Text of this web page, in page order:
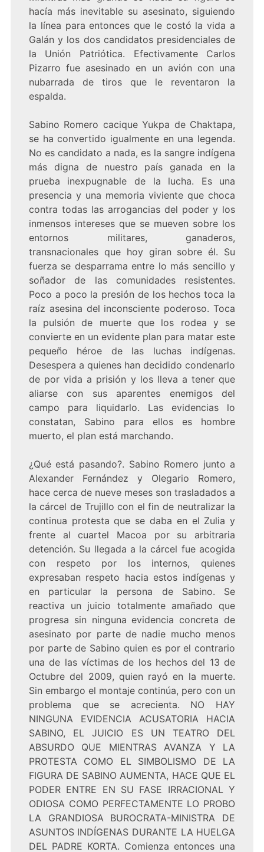
hacía más inevitable su asesinato, siguiendo
la línea para entonces que le costó la vida a
Galán y los dos candidatos presidenciales de
la Unión Patriótica. Efectivamente Carlos
Pizarro fue asesinado en un avión con una
nubarrada de tiros que le reventaron la
espalda.
Sabino Romero cacique Yukpa de Chaktapa,
se ha convertido igualmente en una legenda.
No es candidato a nada, es la sangre indígena
más digna de nuestro país ganada en la
prueba inexpugnable de la lucha. Es una
presencia y una memoria viviente que choca
contra todas las arrogancias del poder y los
inmensos intereses que se mueven sobre los
entornos militares, ganaderos,
transnacionales que hoy giran sobre él. Su
fuerza se desparrama entre lo más sencillo y
soñador de las comunidades resistentes.
Poco a poco la presión de los hechos toca la
raíz asesina del inconsciente poderoso. Toca
la pulsión de muerte que los rodea y se
convierte en un evidente plan para matar este
pequeño héroe de las luchas indígenas.
Desespera a quienes han decidido condenarlo
de por vida a prisión y los lleva a tener que
aliarse con sus aparentes enemigos del
campo para liquidarlo. Las evidencias lo
constatan, Sabino para ellos es hombre
muerto, el plan está marchando.
¿Qué está pasando?. Sabino Romero junto a
Alexander Fernández y Olegario Romero,
hace cerca de nueve meses son trasladados a
la cárcel de Trujillo con el fin de neutralizar la
continua protesta que se daba en el Zulia y
frente al cuartel Macoa por su arbitraria
detención. Su llegada a la cárcel fue acogida
con respeto por los internos, quienes
expresaban respeto hacia estos indígenas y
en particular la persona de Sabino. Se
reactiva un juicio totalmente amañado que
progresa sin ninguna evidencia concreta de
asesinato por parte de nadie mucho menos
por parte de Sabino quien es por el contrario
una de las víctimas de los hechos del 13 de
Octubre del 2009, quien rayó en la muerte.
Sin embargo el montaje continúa, pero con un
problema que se acrecienta. NO HAY
NINGUNA EVIDENCIA ACUSATORIA HACIA
SABINO, EL JUICIO ES UN TEATRO DEL
ABSURDO QUE MIENTRAS AVANZA Y LA
PROTESTA COMO EL SIMBOLISMO DE LA
FIGURA DE SABINO AUMENTA, HACE QUE EL
PODER ENTRE EN SU FASE IRRACIONAL Y
ODIOSA COMO PERFECTAMENTE LO PROBO
LA GRANDIOSA BUROCRATA-MINISTRA DE
ASUNTOS INDÍGENAS DURANTE LA HUELGA
DEL PADRE KORTA. Comienza entonces una